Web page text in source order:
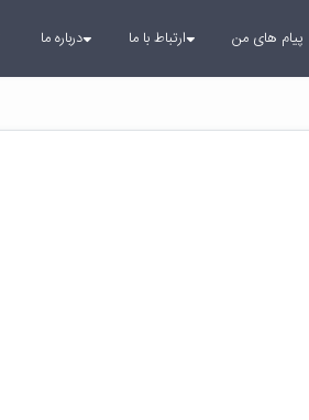
پیام های من ارتباط با ما درباره ما